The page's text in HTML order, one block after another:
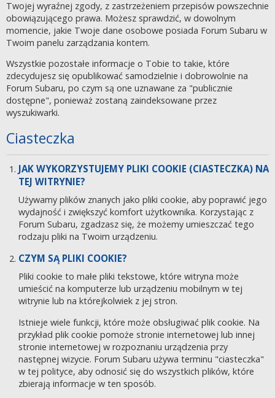
Twojej wyraźnej zgody, z zastrzeżeniem przepisów powszechnie
obowiązującego prawa. Możesz sprawdzić, w dowolnym
momencie, jakie Twoje dane osobowe posiada Forum Subaru w
Twoim panelu zarządzania kontem.
Wszystkie pozostałe informacje o Tobie to takie, które
zdecydujesz się opublikować samodzielnie i dobrowolnie na
Forum Subaru, po czym są one uznawane za "publicznie
dostępne", ponieważ zostaną zaindeksowane przez
wyszukiwarki.
Ciasteczka
JAK WYKORZYSTUJEMY PLIKI COOKIE (CIASTECZKA) NA
TEJ WITRYNIE?
Używamy plików znanych jako pliki cookie, aby poprawić jego
wydajność i zwiększyć komfort użytkownika. Korzystając z
Forum Subaru, zgadzasz się, że możemy umieszczać tego
rodzaju pliki na Twoim urządzeniu.
CZYM SĄ PLIKI COOKIE?
Pliki cookie to małe pliki tekstowe, które witryna może
umieścić na komputerze lub urządzeniu mobilnym w tej
witrynie lub na którejkolwiek z jej stron.
Istnieje wiele funkcji, które może obsługiwać plik cookie. Na
przykład plik cookie pomoże stronie internetowej lub innej
stronie internetowej w rozpoznaniu urządzenia przy
następnej wizycie. Forum Subaru używa terminu "ciasteczka"
w tej polityce, aby odnosić się do wszystkich plików, które
zbierają informacje w ten sposób.